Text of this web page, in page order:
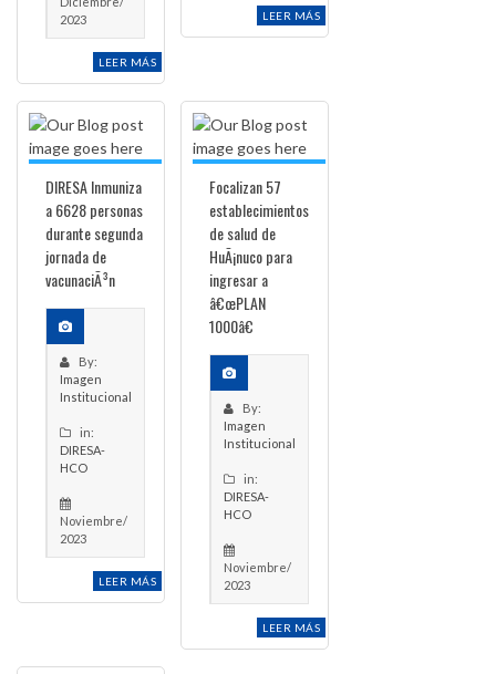
2023
LEER MÁS
LEER MÁS
DIRESA Inmuniza
a 6628 personas
durante segunda
jornada de
vacunaciÃ³n
By:
Imagen
Institucional
in:
DIRESA-
HCO
Noviembre/
2023
LEER MÁS
Focalizan 57
establecimientos
de salud de
HuÃ¡nuco para
ingresar a
â€œPLAN
1000â€
By:
Imagen
Institucional
in:
DIRESA-
HCO
Noviembre/
2023
LEER MÁS